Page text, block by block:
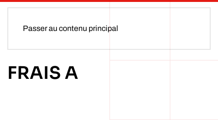
Passer au contenu principal
FRAIS A